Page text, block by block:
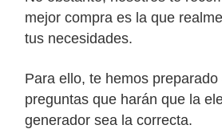
mejor compra es la que
tus necesidades.
Para ello, te hemos
preguntas que harán que la
generador sea la correcta.